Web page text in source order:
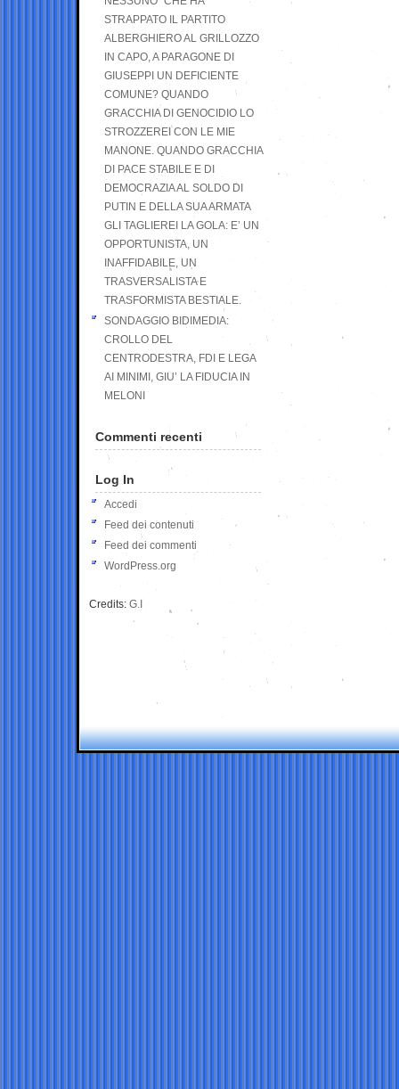
STRAPPATO IL PARTITO
ALBERGHIERO AL GRILLOZZO
IN CAPO, A PARAGONE DI
GIUSEPPI UN DEFICIENTE
COMUNE? QUANDO
GRACCHIA DI GENOCIDIO LO
STROZZEREI CON LE MIE
MANONE. QUANDO GRACCHIA
DI PACE STABILE E DI
DEMOCRAZIA AL SOLDO DI
PUTIN E DELLA SUA ARMATA
GLI TAGLIEREI LA GOLA: E’ UN
OPPORTUNISTA, UN
INAFFIDABILE, UN
TRASVERSALISTA E
TRASFORMISTA BESTIALE.
SONDAGGIO BIDIMEDIA:
CROLLO DEL
CENTRODESTRA, FDI E LEGA
AI MINIMI, GIU’ LA FIDUCIA IN
MELONI
Commenti recenti
Log In
Accedi
Feed dei contenuti
Feed dei commenti
WordPress.org
Credits: G.I